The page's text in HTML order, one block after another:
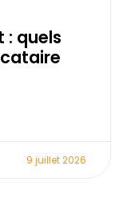
: quels
9 juillet 2026